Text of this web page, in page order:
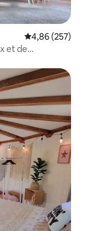
Évaluation
4,86 (257)
et de